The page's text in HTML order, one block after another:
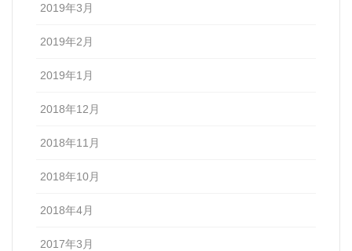
2019年3月
2019年2月
2019年1月
2018年12月
2018年11月
2018年10月
2018年4月
2017年3月